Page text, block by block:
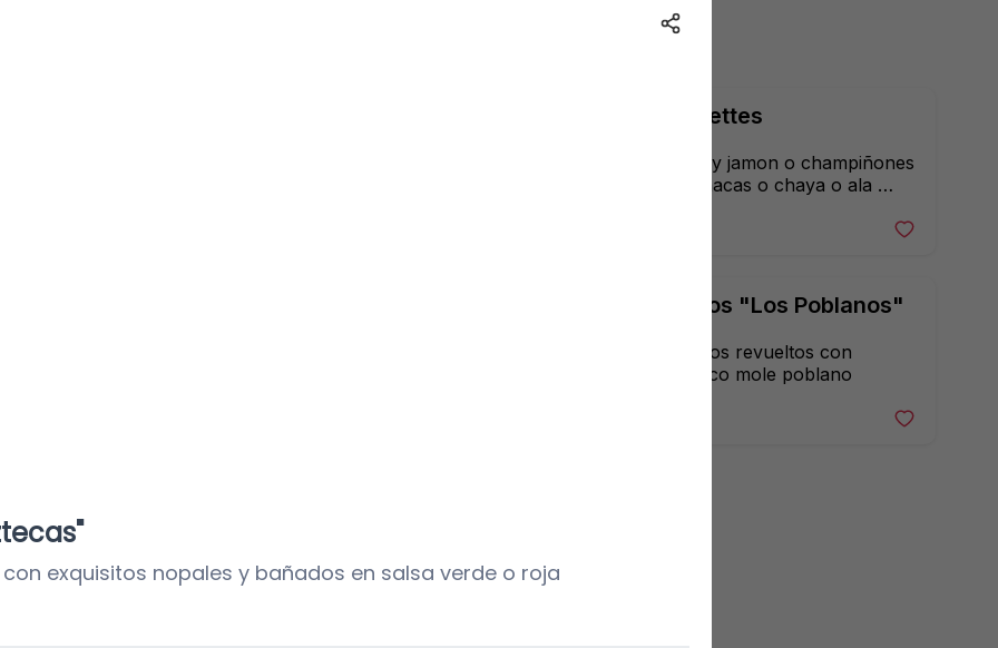
Omelettes
Queso y jamon o champiñones
o espinacas o chaya o ala
Huevos "Los Poblanos"
2 huevos revueltos con
autentico mole poblano
longaniza de valladolid
exquisitos nopales y bañados en salsa verde o roja